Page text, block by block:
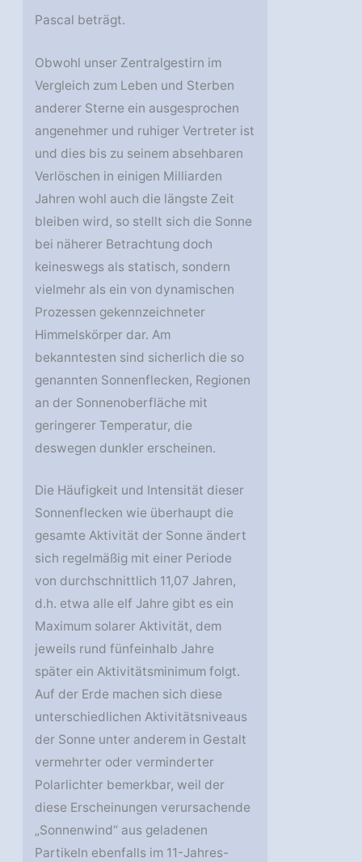
Pascal beträgt.
Obwohl unser Zentralgestirn im
Vergleich zum Leben und Sterben
anderer Sterne ein ausgesprochen
angenehmer und ruhiger Vertreter ist
und dies bis zu seinem absehbaren
Verlöschen in einigen Milliarden
Jahren wohl auch die längste Zeit
bleiben wird, so stellt sich die Sonne
bei näherer Betrachtung doch
keineswegs als statisch, sondern
vielmehr als ein von dynamischen
Prozessen gekennzeichneter
Himmelskörper dar. Am
bekanntesten sind sicherlich die so
genannten Sonnenflecken, Regionen
an der Sonnenoberfläche mit
geringerer Temperatur, die
deswegen dunkler erscheinen.
Die Häufigkeit und Intensität dieser
Sonnenflecken wie überhaupt die
gesamte Aktivität der Sonne ändert
sich regelmäßig mit einer Periode
von durchschnittlich 11,07 Jahren,
d.h. etwa alle elf Jahre gibt es ein
Maximum solarer Aktivität, dem
jeweils rund fünfeinhalb Jahre
später ein Aktivitätsminimum folgt.
Auf der Erde machen sich diese
unterschiedlichen Aktivitätsniveaus
der Sonne unter anderem in Gestalt
vermehrter oder verminderter
Polarlichter bemerkbar, weil der
diese Erscheinungen verursachende
„Sonnenwind“ aus geladenen
Partikeln ebenfalls im 11-Jahres-